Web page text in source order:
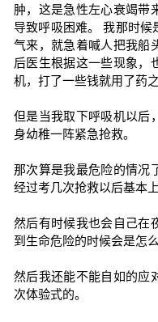
肿，这是急性左心衰竭带
导致呼吸困难。 我那时候
气来，就急着喊人把我船
后医生根据这一些现象，
机，打了一些钱就用了药
但是当我取下呼吸机以后
身幼稚一阵紧急抢救。
那次算是我最危险的情况
经过考几次抢救以后基本
然后有时候我也会自己在
到生命危险的时候会是怎
然后我还能不能自如的应
次体验式的。